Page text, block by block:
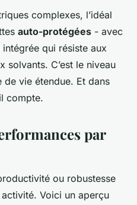
complexes, l’idéal
auto-protégées - avec
qui résiste aux
solvants. C’est le niveau
de vie étendue. Et dans
compte.
par
ou robustesse
Voici un aperçu